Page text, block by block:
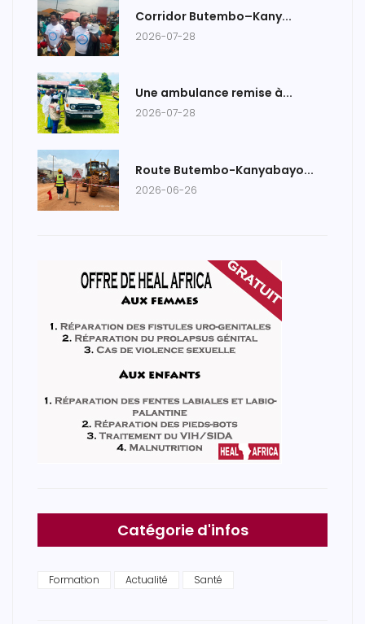
Corridor Butembo–Kany...
2026-07-28
Une ambulance remise à...
2026-07-28
Route Butembo-Kanyabayo...
2026-06-26
Catégorie d'infos
Formation Actualité Santé